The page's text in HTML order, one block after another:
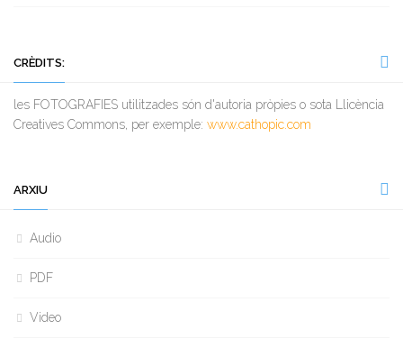
CRÈDITS:
les FOTOGRAFIES utilitzades són d'autoria pròpies o sota Llicència
Creatives Commons, per exemple: www.cathopic.com
ARXIU
Audio
PDF
Video